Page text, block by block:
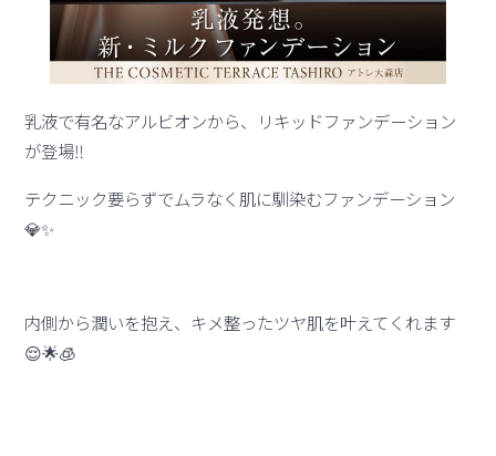
乳液で有名なアルビオンから、リキッドファンデーション
が登場‼️
テクニック要らずでムラなく肌に馴染むファンデーション
💎✨
内側から潤いを抱え、キメ整ったツヤ肌を叶えてくれます
😌🌟🧊